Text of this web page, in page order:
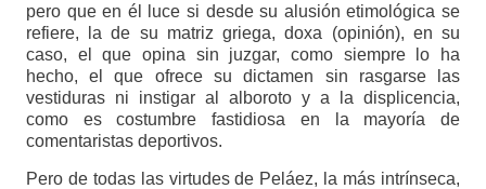
pero que en él luce si desde su alusión etimológica se
refiere, la de su matriz griega, doxa (opinión), en su
caso, el que opina sin juzgar, como siempre lo ha
hecho, el que ofrece su dictamen sin rasgarse las
vestiduras ni instigar al alboroto y a la displicencia,
como es costumbre fastidiosa en la mayoría de
comentaristas deportivos.
Pero de todas las virtudes de Peláez, la más intrínseca,